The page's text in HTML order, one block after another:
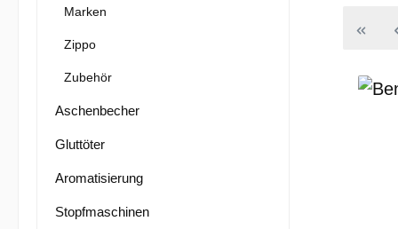
Marken
Zippo
Zubehör
Aschenbecher
Gluttöter
Aromatisierung
Stopfmaschinen